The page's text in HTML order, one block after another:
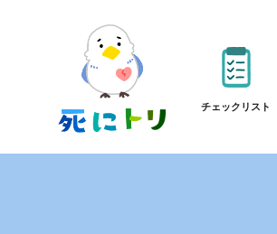
チェックリスト